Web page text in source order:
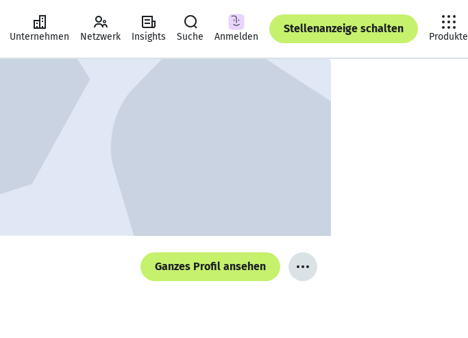
Unternehmen Netzwerk Insights Suche Anmelden
Stellenanzeige schalten
Produkte
Ganzes Profil ansehen